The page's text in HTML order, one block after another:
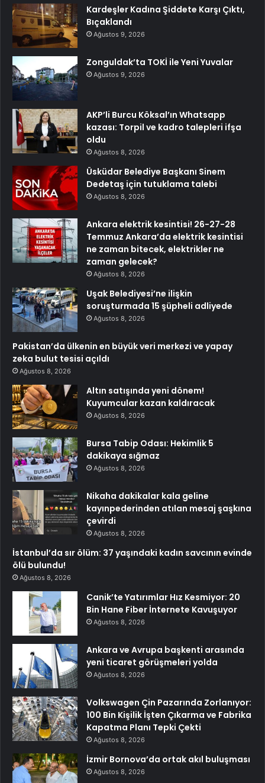
Kardeşler Kadına Şiddete Karşı Çıktı,
Bıçaklandı
Ağustos 9, 2026
Zonguldak’ta TOKİ ile Yeni Yuvalar
Ağustos 9, 2026
AKP’li Burcu Köksal’ın Whatsapp
kazası: Torpil ve kadro talepleri ifşa
oldu
Ağustos 8, 2026
Üsküdar Belediye Başkanı Sinem
Dedetaş için tutuklama talebi
Ağustos 8, 2026
Ankara elektrik kesintisi! 26-27-28
Temmuz Ankara’da elektrik kesintisi
ne zaman bitecek, elektrikler ne
zaman gelecek?
Ağustos 8, 2026
Uşak Belediyesi’ne ilişkin
soruşturmada 15 şüpheli adliyede
Ağustos 8, 2026
Pakistan’da ülkenin en büyük veri merkezi ve yapay
zeka bulut tesisi açıldı
Ağustos 8, 2026
Altın satışında yeni dönem!
Kuyumcular kazan kaldıracak
Ağustos 8, 2026
Bursa Tabip Odası: Hekimlik 5
dakikaya sığmaz
Ağustos 8, 2026
Nikaha dakikalar kala geline
kayınpederinden atılan mesaj şaşkına
çevirdi
Ağustos 8, 2026
İstanbul’da sır ölüm: 37 yaşındaki kadın savcının evinde
ölü bulundu!
Ağustos 8, 2026
Canik’te Yatırımlar Hız Kesmiyor: 20
Bin Hane Fiber İnternete Kavuşuyor
Ağustos 8, 2026
Ankara ve Avrupa başkenti arasında
yeni ticaret görüşmeleri yolda
Ağustos 8, 2026
Volkswagen Çin Pazarında Zorlanıyor:
100 Bin Kişilik İşten Çıkarma ve Fabrika
Kapatma Planı Tepki Çekti
Ağustos 8, 2026
İzmir Bornova’da ortak akıl buluşması
Ağustos 8, 2026